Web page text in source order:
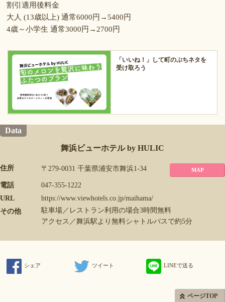
割引適用後料金
大人 (13歳以上) 通常6000円→5400円
4歳～小学生 通常3000円→2700円
「いいね！」して町のぷちネタを
受け取ろう
Data
舞浜ビューホテル by HULIC
住所 〒279-0031 千葉県浦安市舞浜1-34 MAP
電話
047-355-1222
URL
https://www.viewhotels.co.jp/maihama/
その他
駐車場／レストラン利用の場合3時間無料
アクセス／舞浜駅より無料シャトルバスで約5分
シェア ツイート LINEで送る
ページTOP